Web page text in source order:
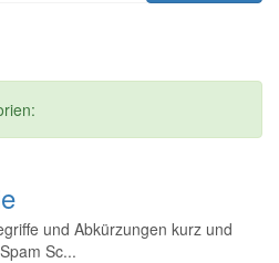
und Abkürzungen kurz und
Sc...